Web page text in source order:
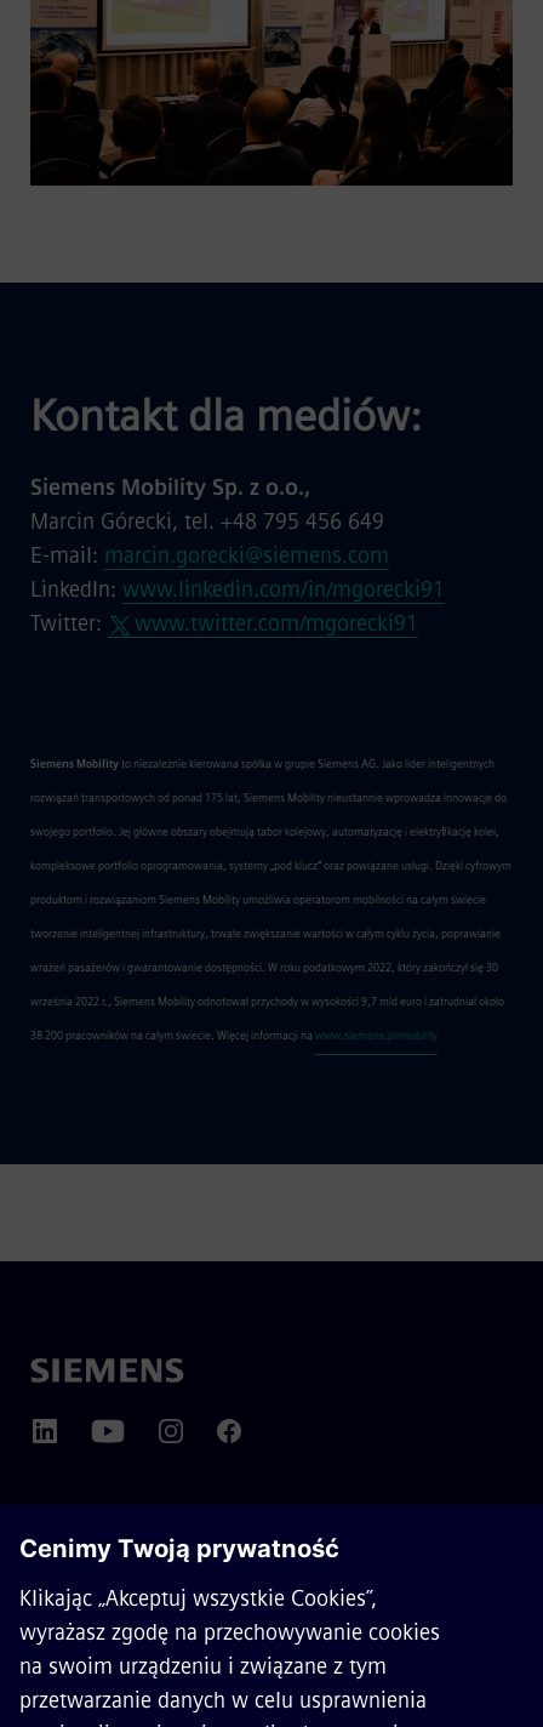
Kontakt dla mediów:
Siemens Mobility Sp. z o.o.,
Marcin Górecki, tel. +48 795 456 649
E-mail: marcin.gorecki@siemens.com
LinkedIn: www.linkedin.com/in/mgorecki91
Twitter:
www.twitter.com/mgorecki91
Siemens Mobilityto niezależnie kierowana spółka w grupie Siemens AG. Jako lider inteligentnych
rozwiązań transportowych od ponad 175 lat, Siemens Mobility nieustannie wprowadza innowacje do
swojego portfolio. Jej główne obszary obejmują tabor kolejowy, automatyzację i elektryfikację kolei,
kompleksowe portfolio oprogramowania, systemy „pod klucz” oraz powiązane usługi. Dzięki cyfrowym
produktom i rozwiązaniom Siemens Mobility umożliwia operatorom mobilności na całym świecie
tworzenie inteligentnej infrastruktury, trwałe zwiększanie wartości w całym cyklu życia, poprawianie
wrażeń pasażerów i gwarantowanie dostępności. W roku podatkowym 2022, który zakończył się 30
września 2022 r., Siemens Mobility odnotował przychody w wysokości 9,7 mld euro i zatrudniał około
38 200 pracowników na całym świecie. Więcej informacji na www.siemens.pl/mobility
O SIEMENS MOBILITY
KONTAKT
KARIERA